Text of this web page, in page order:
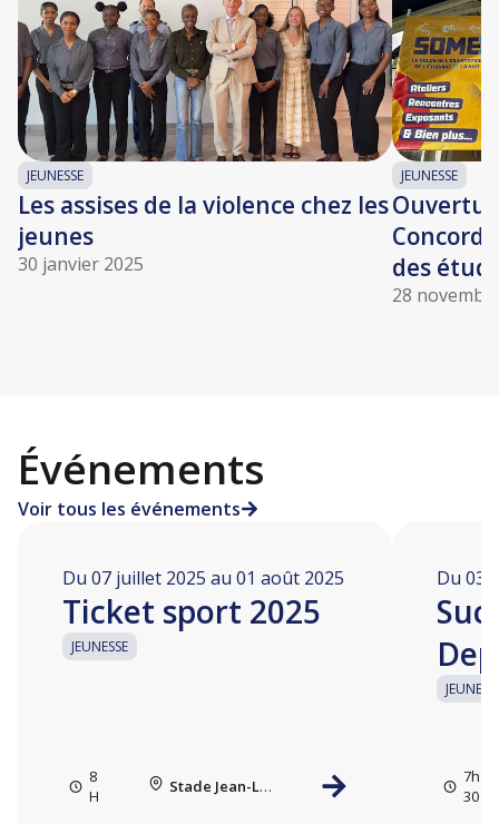
JEUNESSE
Les assises de la violence chez les
jeunes
30 janvier 2025
JEUNESSE
des
28
Événements
Voir tous les événements
Du 07 juillet 2025 au 01 août 2025
Ticket sport 2025
JEUNESSE
8
H
Stade Jean-Louis Vanterpool
Du 03
7h
30